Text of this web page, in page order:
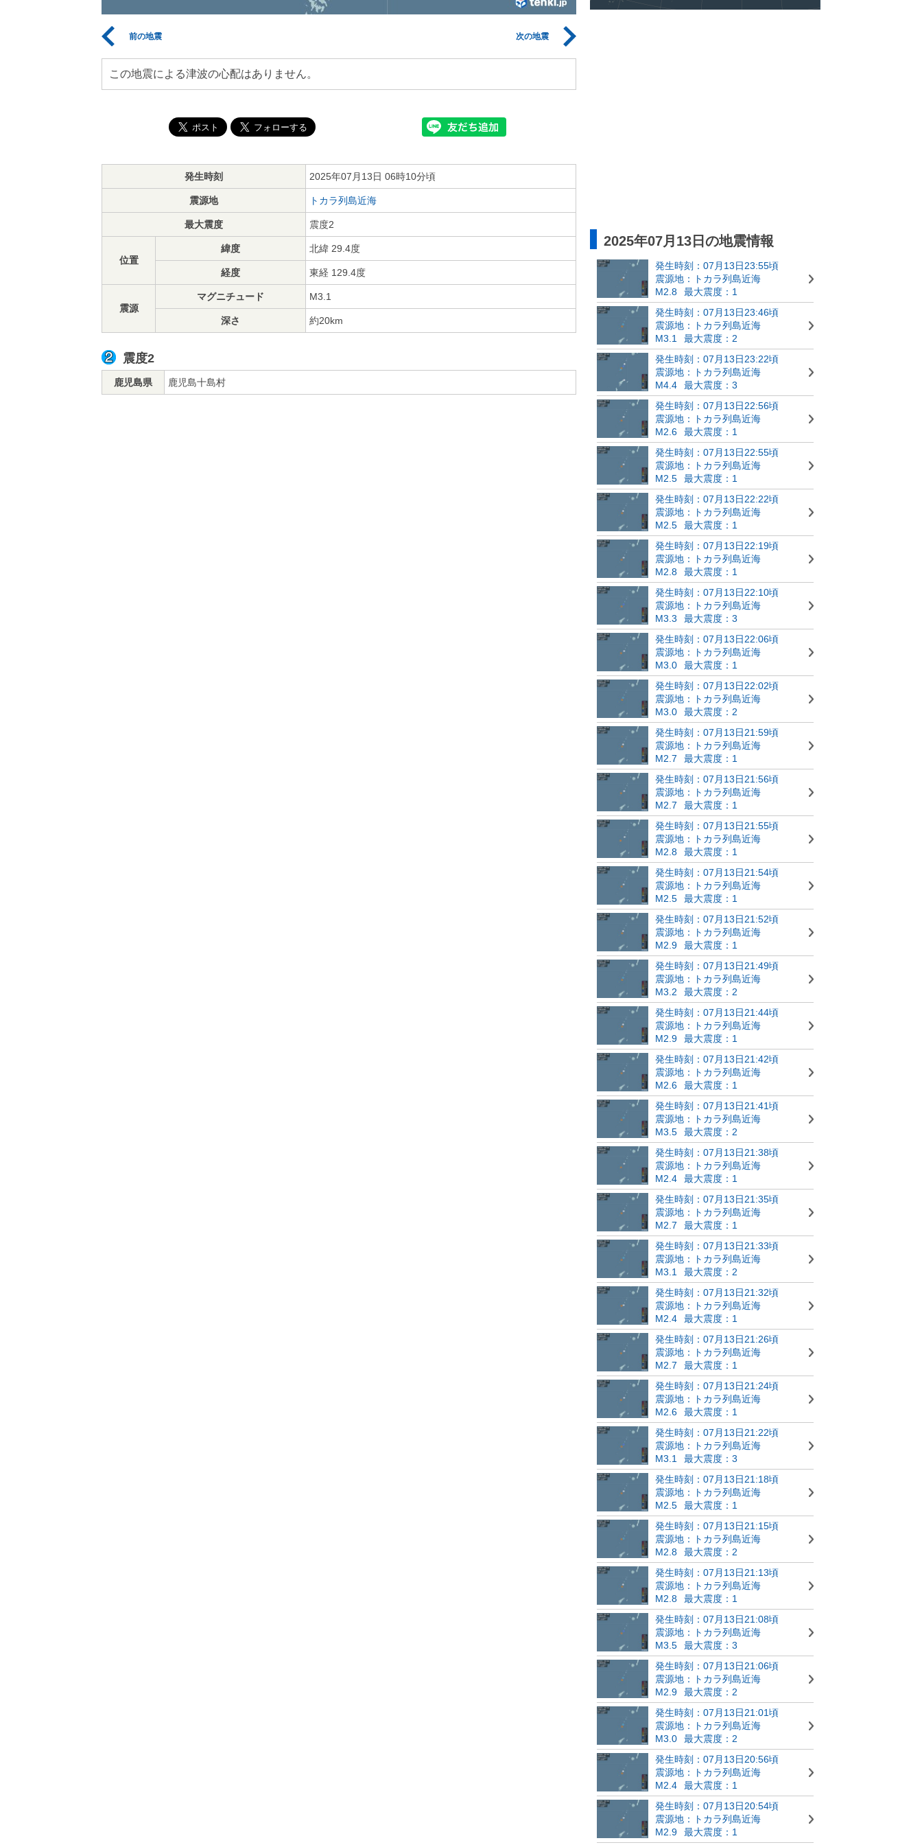
前の地震 次の地震
この地震による津波の心配はありません。
発生時刻 2025年07月13日 06時10分頃
震源地 トカラ列島近海
最大震度 震度2
位置
緯度 北緯 29.4度
経度 東経 129.4度
震源
マグニチュード M3.1
深さ 約20km
震度2
鹿児島県 鹿児島十島村
2025年07月13日の地震情報
発生時刻：07月13日23:55頃
震源地：トカラ列島近海
M2.8
最大震度：1
発生時刻：07月13日23:46頃
震源地：トカラ列島近海
M3.1
最大震度：2
発生時刻：07月13日23:22頃
震源地：トカラ列島近海
M4.4
最大震度：3
発生時刻：07月13日22:56頃
震源地：トカラ列島近海
M2.6
最大震度：1
発生時刻：07月13日22:55頃
震源地：トカラ列島近海
M2.5
最大震度：1
発生時刻：07月13日22:22頃
震源地：トカラ列島近海
M2.5
最大震度：1
発生時刻：07月13日22:19頃
震源地：トカラ列島近海
M2.8
最大震度：1
発生時刻：07月13日22:10頃
震源地：トカラ列島近海
M3.3
最大震度：3
発生時刻：07月13日22:06頃
震源地：トカラ列島近海
M3.0
最大震度：1
発生時刻：07月13日22:02頃
震源地：トカラ列島近海
M3.0
最大震度：2
発生時刻：07月13日21:59頃
震源地：トカラ列島近海
M2.7
最大震度：1
発生時刻：07月13日21:56頃
震源地：トカラ列島近海
M2.7
最大震度：1
発生時刻：07月13日21:55頃
震源地：トカラ列島近海
M2.8
最大震度：1
発生時刻：07月13日21:54頃
震源地：トカラ列島近海
M2.5
最大震度：1
発生時刻：07月13日21:52頃
震源地：トカラ列島近海
M2.9
最大震度：1
発生時刻：07月13日21:49頃
震源地：トカラ列島近海
M3.2
最大震度：2
発生時刻：07月13日21:44頃
震源地：トカラ列島近海
M2.9
最大震度：1
発生時刻：07月13日21:42頃
震源地：トカラ列島近海
M2.6
最大震度：1
発生時刻：07月13日21:41頃
震源地：トカラ列島近海
M3.5
最大震度：2
発生時刻：07月13日21:38頃
震源地：トカラ列島近海
M2.4
最大震度：1
発生時刻：07月13日21:35頃
震源地：トカラ列島近海
M2.7
最大震度：1
発生時刻：07月13日21:33頃
震源地：トカラ列島近海
M3.1
最大震度：2
発生時刻：07月13日21:32頃
震源地：トカラ列島近海
M2.4
最大震度：1
発生時刻：07月13日21:26頃
震源地：トカラ列島近海
M2.7
最大震度：1
発生時刻：07月13日21:24頃
震源地：トカラ列島近海
M2.6
最大震度：1
発生時刻：07月13日21:22頃
震源地：トカラ列島近海
M3.1
最大震度：3
発生時刻：07月13日21:18頃
震源地：トカラ列島近海
M2.5
最大震度：1
発生時刻：07月13日21:15頃
震源地：トカラ列島近海
M2.8
最大震度：2
発生時刻：07月13日21:13頃
震源地：トカラ列島近海
M2.8
最大震度：1
発生時刻：07月13日21:08頃
震源地：トカラ列島近海
M3.5
最大震度：3
発生時刻：07月13日21:06頃
震源地：トカラ列島近海
M2.9
最大震度：2
発生時刻：07月13日21:01頃
震源地：トカラ列島近海
M3.0
最大震度：2
発生時刻：07月13日20:56頃
震源地：トカラ列島近海
M2.4
最大震度：1
発生時刻：07月13日20:54頃
震源地：トカラ列島近海
M2.9
最大震度：1